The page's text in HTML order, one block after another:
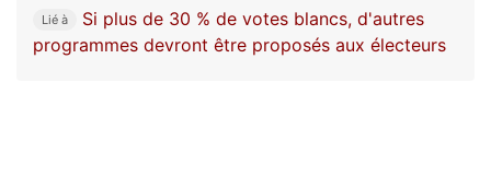
Lié à
Si plus de 30 % de votes blancs, d'autres
programmes devront être proposés aux électeurs